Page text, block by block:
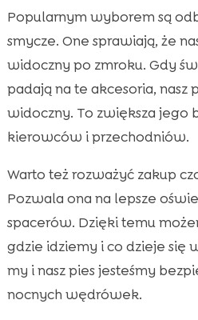
Popularnym wyborem są
smycze. One sprawiają, że
widoczny po zmroku. Gdy
padają na te akcesoria, nasz
widoczny. To zwiększa jego
kierowców i przechodniów.
Warto też rozważyć zakup
Pozwala ona na lepsze
spacerów. Dzięki temu
gdzie idziemy i co dzieje się
my i nasz pies jesteśmy
nocnych wędrówek.